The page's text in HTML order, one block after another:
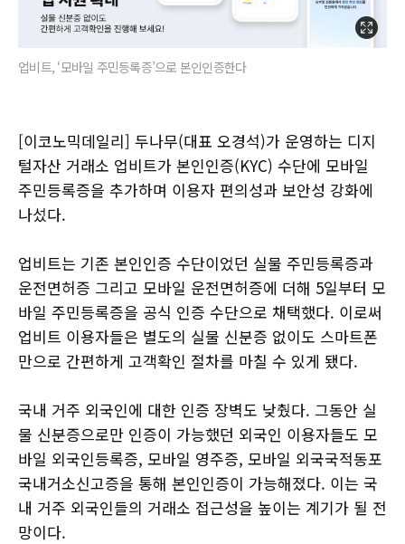
업비트, ‘모바일 주민등록증’으로 본인인증한다
[이코노믹데일리] 두나무(대표 오경석)가 운영하는 디지
털자산 거래소 업비트가 본인인증(KYC) 수단에 모바일
주민등록증을 추가하며 이용자 편의성과 보안성 강화에
나섰다.
업비트는 기존 본인인증 수단이었던 실물 주민등록증과
운전면허증 그리고 모바일 운전면허증에 더해 5일부터 모
바일 주민등록증을 공식 인증 수단으로 채택했다. 이로써
업비트 이용자들은 별도의 실물 신분증 없이도 스마트폰
만으로 간편하게 고객확인 절차를 마칠 수 있게 됐다.
국내 거주 외국인에 대한 인증 장벽도 낮췄다. 그동안 실
물 신분증으로만 인증이 가능했던 외국인 이용자들도 모
바일 외국인등록증, 모바일 영주증, 모바일 외국국적동포
국내거소신고증을 통해 본인인증이 가능해졌다. 이는 국
내 거주 외국인들의 거래소 접근성을 높이는 계기가 될 전
망이다.